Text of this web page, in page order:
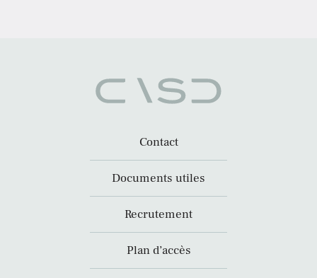
Contact
Documents utiles
Recrutement
Plan d’accès